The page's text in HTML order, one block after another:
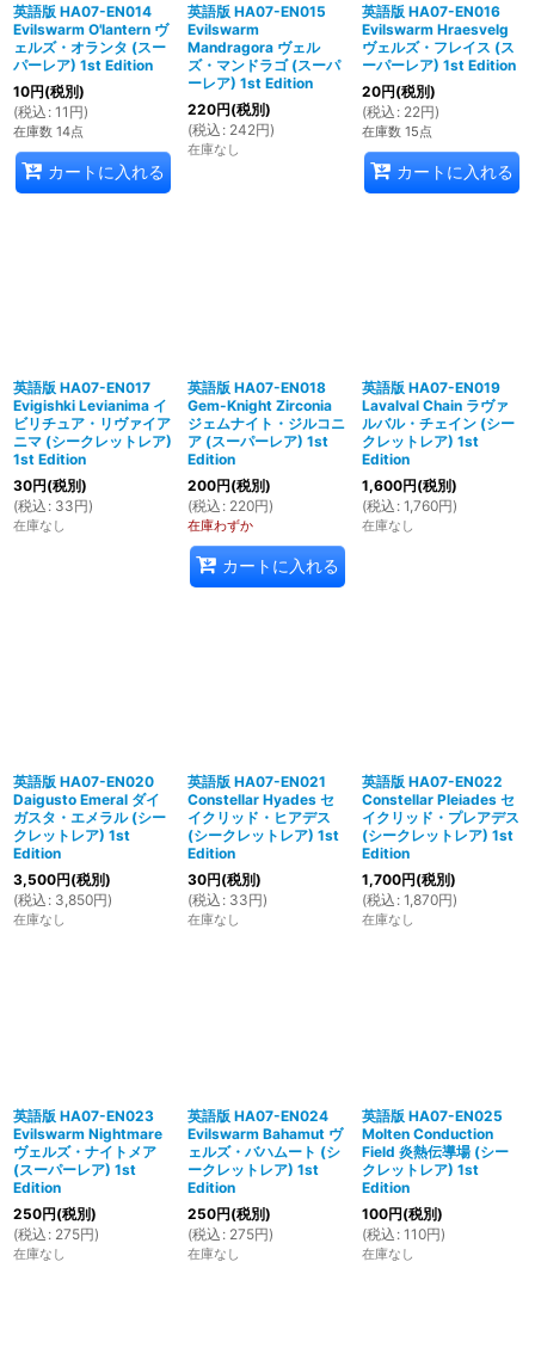
英語版 HA07-EN014
Evilswarm O'lantern ヴ
ェルズ・オランタ (スー
パーレア) 1st Edition
10円(税別)
(税込 : 11 円)
在庫数 14点
カートに入れる
英語版 HA07-EN015
Evilswarm
Mandragora ヴェル
ズ・マンドラゴ (スーパ
ーレア) 1st Edition
220円(税別)
(税込 : 242円)
在庫なし
英語版 HA07-EN016
Evilswarm Hraesvelg
ヴェルズ・フレイス (ス
ーパーレア) 1st Edition
20円(税別)
(税込 : 22円)
在庫数 15点
カートに入れる
英語版 HA07-EN017
Evigishki Levianima イ
ビリチュア・リヴァイア
ニマ (シークレットレア)
1st Edition
30円(税別)
(税込 : 33円)
在庫なし
英語版 HA07-EN018
Gem-Knight Zirconia
ジェムナイト・ジルコニ
ア (スーパーレア) 1st
Edition
200円(税別)
(税込 : 220円)
在庫わずか
カートに入れる
英語版 HA07-EN019
Lavalval Chain ラヴァ
ルバル・チェイン (シー
クレットレア) 1st
Edition
1,600円(税別)
(税込 : 1,760円)
在庫なし
英語版 HA07-EN020
Daigusto Emeral ダイ
ガスタ・エメラル (シー
クレットレア) 1st
Edition
3,500円(税別)
(税込 : 3,850円)
在庫なし
英語版 HA07-EN021
Constellar Hyades セ
イクリッド・ヒアデス
(シークレットレア) 1st
Edition
30円(税別)
(税込 : 33円)
在庫なし
英語版 HA07-EN022
Constellar Pleiades セ
イクリッド・プレアデス
(シークレットレア) 1st
Edition
1,700円(税別)
(税込 : 1,870円)
在庫なし
英語版 HA07-EN023
Evilswarm Nightmare
ヴェルズ・ナイトメア
(スーパーレア) 1st
Edition
250円(税別)
(税込 : 275円)
在庫なし
英語版 HA07-EN024
Evilswarm Bahamut ヴ
ェルズ・バハムート (シ
ークレットレア) 1st
Edition
250円(税別)
(税込 : 275円)
在庫なし
英語版 HA07-EN025
Molten Conduction
Field 炎熱伝導場 (シー
クレットレア) 1st
Edition
100円(税別)
(税込 : 110円)
在庫なし